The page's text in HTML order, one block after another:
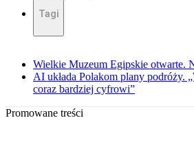
Tagi
Wielkie Muzeum Egipskie otwarte.
AI układa Polakom plany podróży.
coraz bardziej cyfrowi”
Promowane treści